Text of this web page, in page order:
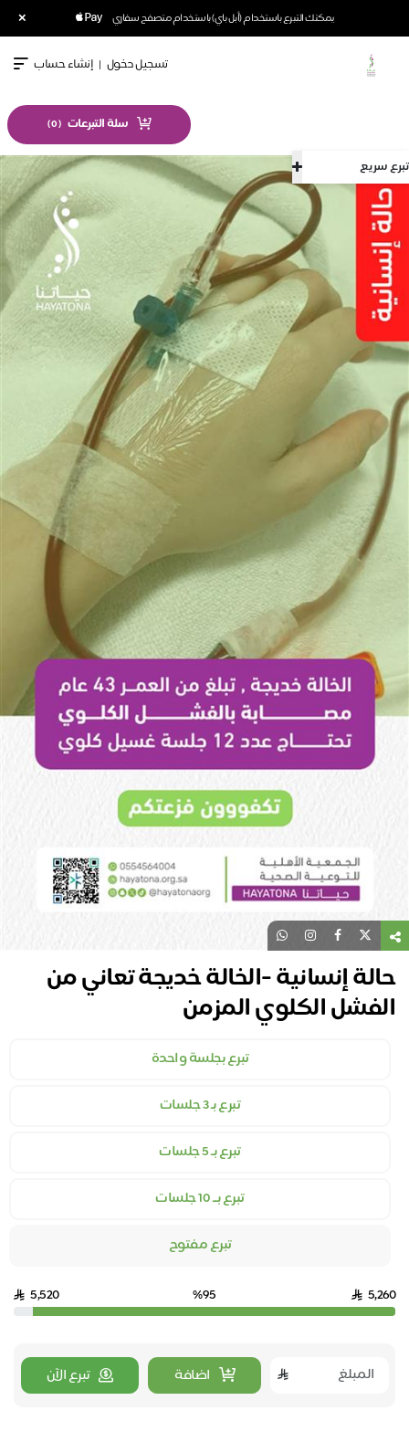
يمكنك التبرع باستخدام (أبل باي) باستخدام متصفح سفاري ×
تبرع سريع
تسجيل دخول | إنشاء حساب
سلة التبرعات (
0
)
حالة إنسانية -الخالة خديجة تعاني من
الفشل الكلوي المزمن
تبرع بجلسة واحدة
تبرع بـ 3 جلسات
تبرع بـ 5 جلسات
تبرع بــ 10 جلسات
تبرع مفتوح
5,260
%95
5,520
اضافة تبرع الآن